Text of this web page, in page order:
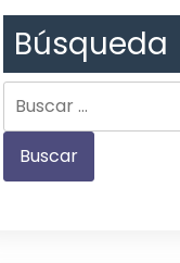
Búsqueda